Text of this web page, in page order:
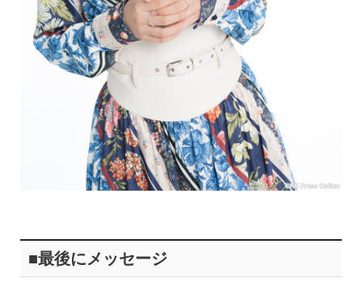
■最後にメッセージ